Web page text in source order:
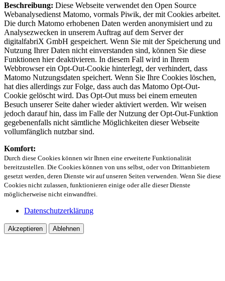
Beschreibung: Diese Webseite verwendet den Open Source
Webanalysedienst Matomo, vormals Piwik, der mit Cookies arbeitet.
Die durch Matomo erhobenen Daten werden anonymisiert und zu
Analysezwecken in unserem Auftrag auf dem Server der
digitalfabriX GmbH gespeichert. Wenn Sie mit der Speicherung und
Nutzung Ihrer Daten nicht einverstanden sind, können Sie diese
Funktionen hier deaktivieren. In diesem Fall wird in Ihrem
Webbrowser ein Opt-Out-Cookie hinterlegt, der verhindert, dass
Matomo Nutzungsdaten speichert. Wenn Sie Ihre Cookies löschen,
hat dies allerdings zur Folge, dass auch das Matomo Opt-Out-
Cookie gelöscht wird. Das Opt-Out muss bei einem erneuten
Besuch unserer Seite daher wieder aktiviert werden. Wir weisen
jedoch darauf hin, dass im Falle der Nutzung der Opt-Out-Funktion
gegebenenfalls nicht sämtliche Möglichkeiten dieser Webseite
vollumfänglich nutzbar sind.
Komfort:
Durch diese Cookies können wir Ihnen eine erweiterte Funktionalität
bereitzustellen. Die Cookies können von uns selbst, oder von Drittanbietern
gesetzt werden, deren Dienste wir auf unseren Seiten verwenden. Wenn Sie diese
Cookies nicht zulassen, funktionieren einige oder alle dieser Dienste
möglicherweise nicht einwandfrei.
Datenschutzerklärung
Akzeptieren Ablehnen